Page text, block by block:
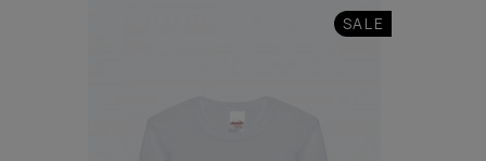
SALE